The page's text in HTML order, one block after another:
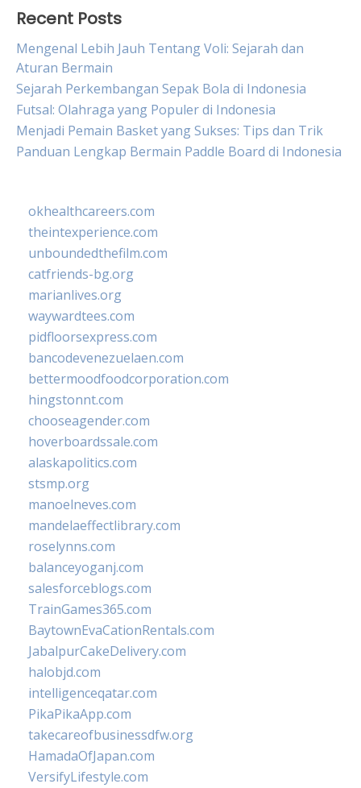
Recent Posts
Mengenal Lebih Jauh Tentang Voli: Sejarah dan
Aturan Bermain
Sejarah Perkembangan Sepak Bola di Indonesia
Futsal: Olahraga yang Populer di Indonesia
Menjadi Pemain Basket yang Sukses: Tips dan Trik
Panduan Lengkap Bermain Paddle Board di Indonesia
okhealthcareers.com
theintexperience.com
unboundedthefilm.com
catfriends-bg.org
marianlives.org
waywardtees.com
pidfloorsexpress.com
bancodevenezuelaen.com
bettermoodfoodcorporation.com
hingstonnt.com
chooseagender.com
hoverboardssale.com
alaskapolitics.com
stsmp.org
manoelneves.com
mandelaeffectlibrary.com
roselynns.com
balanceyoganj.com
salesforceblogs.com
TrainGames365.com
BaytownEvaCationRentals.com
JabalpurCakeDelivery.com
halobjd.com
intelligenceqatar.com
PikaPikaApp.com
takecareofbusinessdfw.org
HamadaOfJapan.com
VersifyLifestyle.com